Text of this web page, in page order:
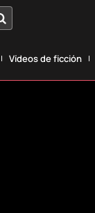
Vídeos de ficción